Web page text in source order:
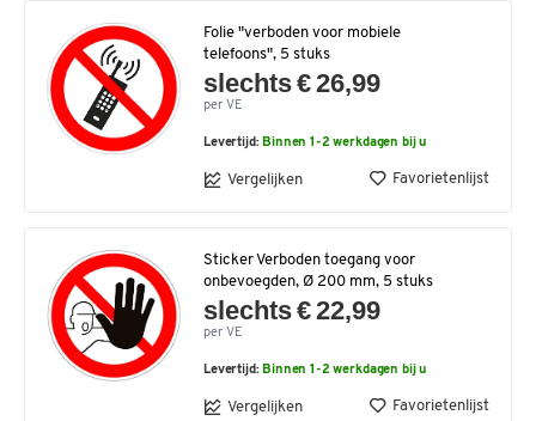
Folie "verboden voor mobiele
telefoons", 5 stuks
slechts € 26,99
per VE
Levertijd: Binnen 1-2 werkdagen bij u
Vergelijken Favorietenlijst
Sticker Verboden toegang voor
onbevoegden, Ø 200 mm, 5 stuks
slechts € 22,99
per VE
Levertijd: Binnen 1-2 werkdagen bij u
Vergelijken Favorietenlijst